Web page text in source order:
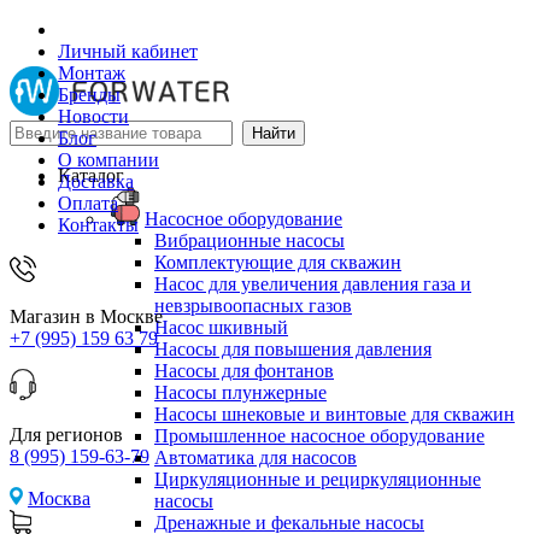
Личный кабинет
Монтаж
Бренды
Новости
Блог
О компании
Доставка
Оплата
Контакты
Магазин в Москве
+7 (995) 159 63 79
Для регионов
8 (995) 159-63-79
Москва
Каталог
Насосное оборудование
Вибрационные насосы
Комплектующие для скважин
Насос для увеличения давления газа и
невзрывоопасных газов
Насос шкивный
Насосы для повышения давления
Насосы для фонтанов
Насосы плунжерные
Насосы шнековые и винтовые для скважин
Промышленное насосное оборудование
Автоматика для насосов
Циркуляционные и рециркуляционные
насосы
Дренажные и фекальные насосы